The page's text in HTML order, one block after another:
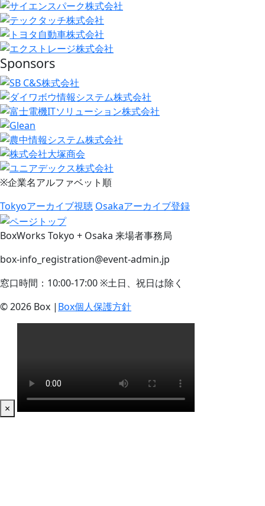
Sponsors
※企業名アルファベット順
Tokyoアーカイブ視聴 Osakaアーカイブ登録
BoxWorks Tokyo + Osaka 来場者事務局
box-info_registration@event-admin.jp
窓口時間：10:00-17:00 ※土日、祝日は除く
© 2026 Box | Box個人保護方針
×